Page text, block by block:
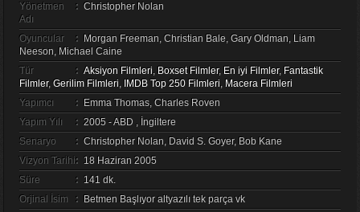
Yönetmen
Adı
: Christopher Nolan
Oyuncular : Morgan Freeman, Christian Bale, Gary Oldman, Liam
Neeson, Michael Caine
Tür
: Aksiyon Filmleri, Boxset Filmler, En iyi Filmler, Fantastik
Filmler, Gerilim Filmleri, IMDB Top 250 Filmleri, Macera Filmleri
Yapımcı
: Emma Thomas, Charles Roven
Yapım Yılı
: 2005 - ABD , İngiltere
Senaryo
: Christopher Nolan, David S. Goyer, Bob Kane
Vizyon Tarihi: 18 Haziran 2005
Süre
: 141 dk.
Orjinal İsim
: Betmen Başlıyor altyazılı tek parça vk